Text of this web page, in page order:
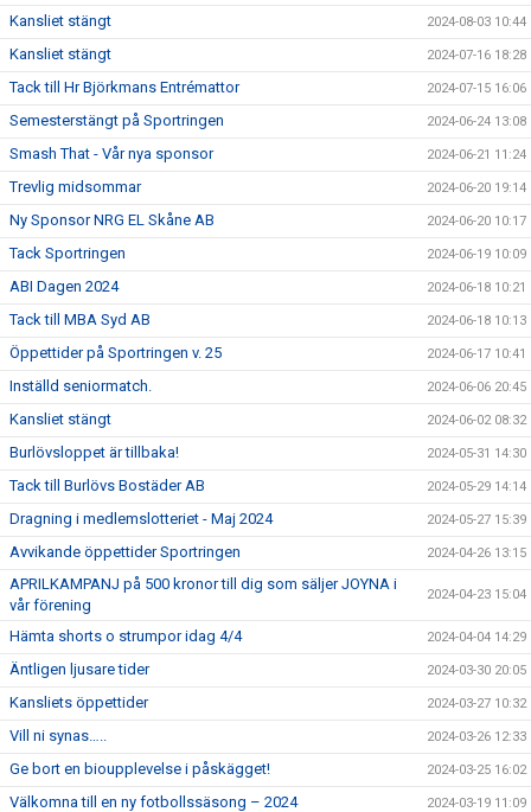
Kansliet stängt 2024-08-03 10:44
Kansliet stängt 2024-07-16 18:28
Tack till Hr Björkmans Entrémattor 2024-07-15 16:06
Semesterstängt på Sportringen 2024-06-24 13:08
Smash That - Vår nya sponsor 2024-06-21 11:24
Trevlig midsommar 2024-06-20 19:14
Ny Sponsor NRG EL Skåne AB 2024-06-20 10:17
Tack Sportringen 2024-06-19 10:09
ABI Dagen 2024 2024-06-18 10:21
Tack till MBA Syd AB 2024-06-18 10:13
Öppettider på Sportringen v. 25 2024-06-17 10:41
Inställd seniormatch. 2024-06-06 20:45
Kansliet stängt 2024-06-02 08:32
Burlövsloppet är tillbaka! 2024-05-31 14:30
Tack till Burlövs Bostäder AB 2024-05-29 14:14
Dragning i medlemslotteriet - Maj 2024 2024-05-27 15:39
Avvikande öppettider Sportringen 2024-04-26 13:15
APRILKAMPANJ på 500 kronor till dig som säljer JOYNA i
vår förening
2024-04-23 15:04
Hämta shorts o strumpor idag 4/4 2024-04-04 14:29
Äntligen ljusare tider 2024-03-30 20:05
Kansliets öppettider 2024-03-27 10:32
Vill ni synas….. 2024-03-26 12:33
Ge bort en bioupplevelse i påskägget! 2024-03-25 16:02
Välkomna till en ny fotbollssäsong – 2024 2024-03-19 11:09